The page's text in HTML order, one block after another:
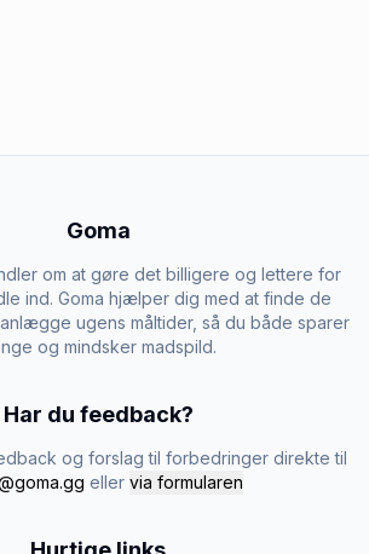
Goma
om at gøre det billigere og lettere for
ind. Goma hjælper dig med at finde de
ugens måltider, så du både sparer
og mindsker madspild.
Har du feedback?
og forslag til forbedringer direkte til
eller via formularen